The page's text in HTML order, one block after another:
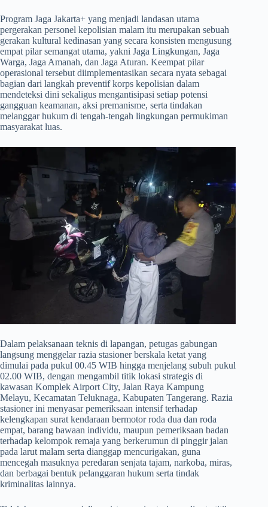
​Program Jaga Jakarta+ yang menjadi landasan utama
pergerakan personel kepolisian malam itu merupakan sebuah
gerakan kultural kedinasan yang secara konsisten mengusung
empat pilar semangat utama, yakni Jaga Lingkungan, Jaga
Warga, Jaga Amanah, dan Jaga Aturan. Keempat pilar
operasional tersebut diimplementasikan secara nyata sebagai
bagian dari langkah preventif korps kepolisian dalam
mendeteksi dini sekaligus mengantisipasi setiap potensi
gangguan keamanan, aksi premanisme, serta tindakan
melanggar hukum di tengah-tengah lingkungan permukiman
masyarakat luas.
​Dalam pelaksanaan teknis di lapangan, petugas gabungan
langsung menggelar razia stasioner berskala ketat yang
dimulai pada pukul 00.45 WIB hingga menjelang subuh pukul
02.00 WIB, dengan mengambil titik lokasi strategis di
kawasan Komplek Airport City, Jalan Raya Kampung
Melayu, Kecamatan Teluknaga, Kabupaten Tangerang. Razia
stasioner ini menyasar pemeriksaan intensif terhadap
kelengkapan surat kendaraan bermotor roda dua dan roda
empat, barang bawaan individu, maupun pemeriksaan badan
terhadap kelompok remaja yang berkerumun di pinggir jalan
pada larut malam serta dianggap mencurigakan, guna
mencegah masuknya peredaran senjata tajam, narkoba, miras,
dan berbagai bentuk pelanggaran hukum serta tindak
kriminalitas lainnya.